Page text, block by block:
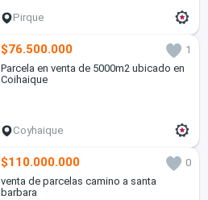
Pirque
$76.500.000
1
Parcela en venta de 5000m2 ubicado en
Coihaique
Coyhaique
$110.000.000
0
venta de parcelas camino a santa
barbara